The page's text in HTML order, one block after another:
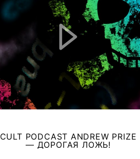
CULT PODCAST ANDREW PRIZE
— ДОРОГАЯ ЛОЖЬ!